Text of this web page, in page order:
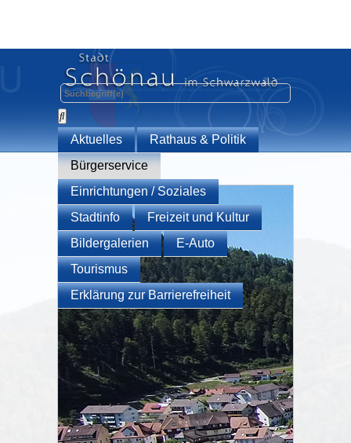
Aktuelles
Rathaus & Politik
Bürgerservice
Einrichtungen / Soziales
Stadtinfo
Freizeit und Kultur
Bildergalerien
E-Auto
Tourismus
Erklärung zur Barrierefreiheit